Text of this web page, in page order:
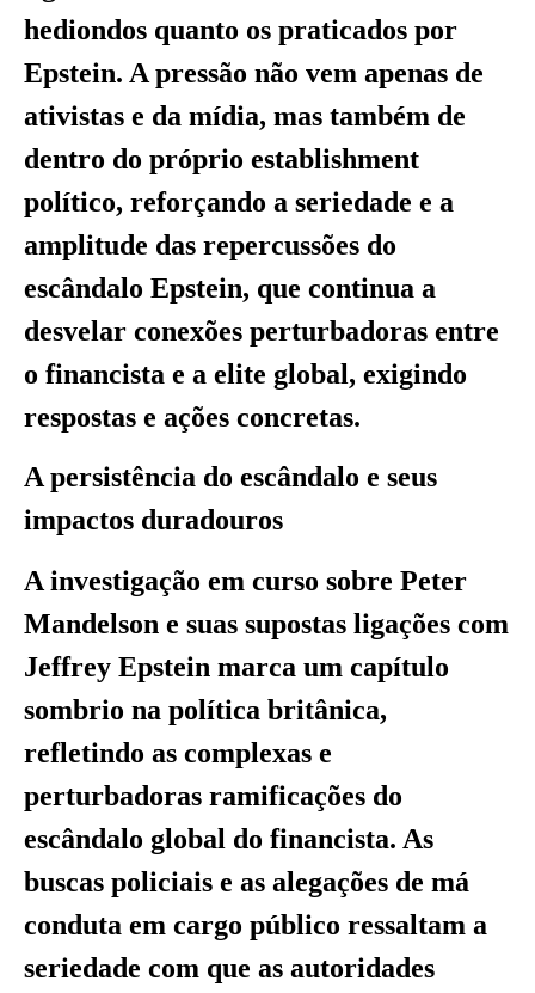
hediondos quanto os praticados por
Epstein. A pressão não vem apenas de
ativistas e da mídia, mas também de
dentro do próprio establishment
político, reforçando a seriedade e a
amplitude das repercussões do
escândalo Epstein, que continua a
desvelar conexões perturbadoras entre
o financista e a elite global, exigindo
respostas e ações concretas.
A persistência do escândalo e seus
impactos duradouros
A investigação em curso sobre Peter
Mandelson e suas supostas ligações com
Jeffrey Epstein marca um capítulo
sombrio na política britânica,
refletindo as complexas e
perturbadoras ramificações do
escândalo global do financista. As
buscas policiais e as alegações de má
conduta em cargo público ressaltam a
seriedade com que as autoridades